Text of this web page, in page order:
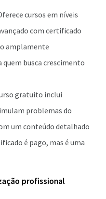
cursos em níveis
com certificado
amplamente
quem busca crescimento
gratuito inclui
problemas do
um conteúdo detalhado
é pago, mas é uma
profissional